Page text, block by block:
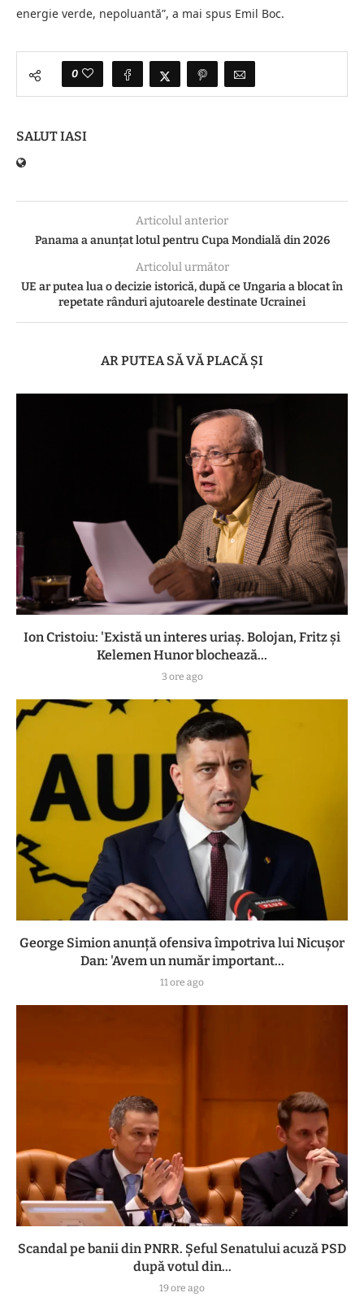
energie verde, nepoluantă”, a mai spus Emil Boc.
0
SALUT IASI
Articolul anterior
Panama a anunțat lotul pentru Cupa Mondială din 2026
Articolul următor
UE ar putea lua o decizie istorică, după ce Ungaria a blocat în
repetate rânduri ajutoarele destinate Ucrainei
AR PUTEA SĂ VĂ PLACĂ ȘI
Ion Cristoiu: 'Există un interes uriaș. Bolojan, Fritz și
Kelemen Hunor blochează...
3 ore ago
George Simion anunță ofensiva împotriva lui Nicușor
Dan: 'Avem un număr important...
11 ore ago
Scandal pe banii din PNRR. Șeful Senatului acuză PSD
după votul din...
19 ore ago